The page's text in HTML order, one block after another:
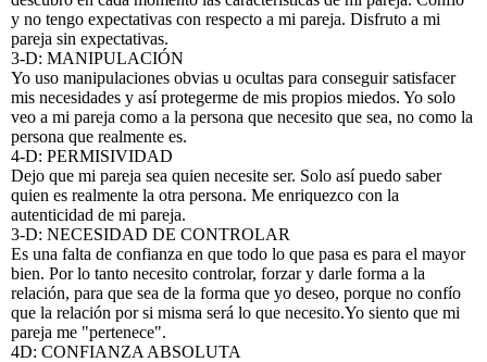
y no tengo expectativas con respecto a mi pareja. Disfruto a mi
pareja sin expectativas.
3-D: MANIPULACIÓN
Yo uso manipulaciones obvias u ocultas para conseguir satisfacer
mis necesidades y así protegerme de mis propios miedos. Yo solo
veo a mi pareja como a la persona que necesito que sea, no como la
persona que realmente es.
4-D: PERMISIVIDAD
Dejo que mi pareja sea quien necesite ser. Solo así puedo saber
quien es realmente la otra persona. Me enriquezco con la
autenticidad de mi pareja.
3-D: NECESIDAD DE CONTROLAR
Es una falta de confianza en que todo lo que pasa es para el mayor
bien. Por lo tanto necesito controlar, forzar y darle forma a la
relación, para que sea de la forma que yo deseo, porque no confío
que la relación por si misma será lo que necesito.Yo siento que mi
pareja me "pertenece".
4D: CONFIANZA ABSOLUTA